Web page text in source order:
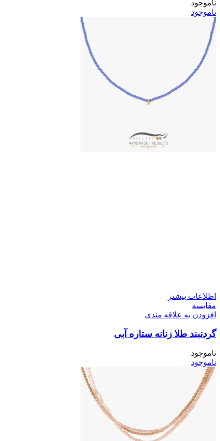
ناموجود
ناموجود
اطلاعات بیشتر
مقایسه
افزودن به علاقه مندی
گردنبند طلا زنانه ستاره آبی
ناموجود
ناموجود